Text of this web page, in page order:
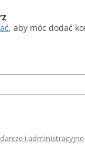
, aby móc dodać
i administracyjne